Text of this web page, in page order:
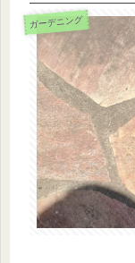
ガーデニング